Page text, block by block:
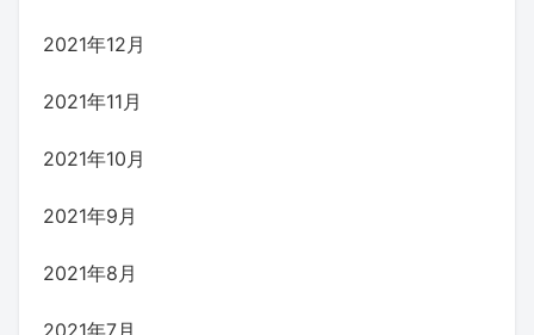
2021年12月
2021年11月
2021年10月
2021年9月
2021年8月
2021年7月